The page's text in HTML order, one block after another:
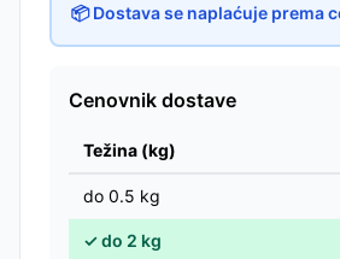
📦 Dostava se naplaćuje prema
Cenovnik dostave
Težina (kg)
do 0.5 kg
✓do 2 kg